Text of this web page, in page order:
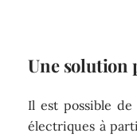
Une solution
Il est possible
électriques à